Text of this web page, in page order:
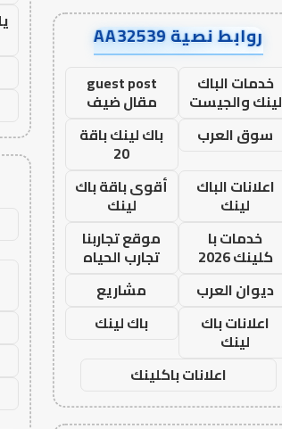
روابط نصية AA32539
خدمات الباك
لينك والجيست
guest post
مقال ضيف
سوق العرب
باك لينك باقة
20
اعلانات الباك
لينك
أقوى باقة باك
لينك
خدمات با
كلينك 2026
موقع تجاربنا
تجارب الحياه
ديوان العرب
مشاريع
اعلانات باك
لينك
باك لينك
اعلانات باكلينك